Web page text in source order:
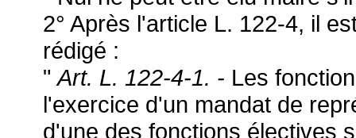
2° Après l'article L. 122-4, il
rédigé :
"Art. L. 122-4-1. - Les
l'exercice d'un mandat de
d'une des fonctions électives